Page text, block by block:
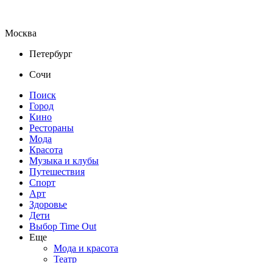
Москва
Петербург
Сочи
Поиск
Город
Кино
Рестораны
Мода
Красота
Музыка и клубы
Путешествия
Спорт
Арт
Здоровье
Дети
Выбор Time Out
Еще
Мода и красота
Театр